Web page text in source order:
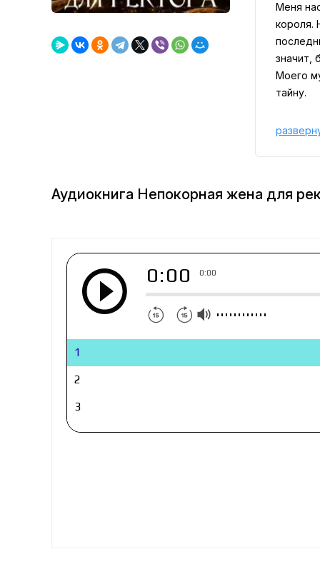
Меня
короля.
значит,
Моего
тайну.
Аудиокнига Непокорная жена для
0:00 0:00
1
2
3
4